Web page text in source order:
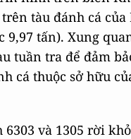
tàu đánh cá của
9,97 tấn). Xung
tuần tra để đảm
cá thuộc sở hữu
6303 và 1305 rời